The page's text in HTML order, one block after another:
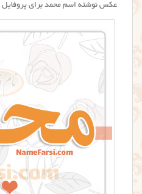
عکس نوشته اسم محمد برای